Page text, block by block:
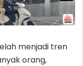
menjadi tren
orang,